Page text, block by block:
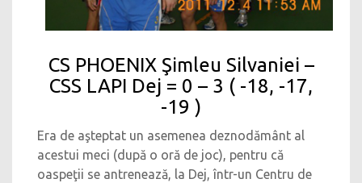
CS PHOENIX Şimleu Silvaniei –
CSS LAPI Dej = 0 – 3 ( -18, -17,
-19 )
Era de aşteptat un asemenea deznodământ al
acestui meci (după o oră de joc), pentru că
oaspeţii se antrenează, la Dej, într-un Centru de